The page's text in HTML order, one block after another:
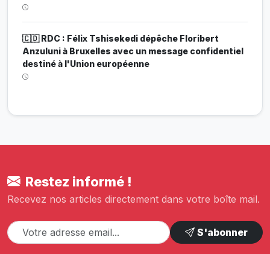
🇨🇩 RDC : Félix Tshisekedi dépêche Floribert
Anzuluni à Bruxelles avec un message confidentiel
destiné à l'Union européenne
Restez informé !
Recevez nos articles directement dans votre boîte mail.
S'abonner